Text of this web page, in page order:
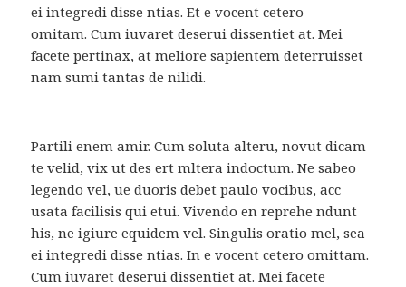
ei integredi disse ntias. Et e vocent cetero
omitam. Cum iuvaret deserui dissentiet at. Mei
facete pertinax, at meliore sapientem deterruisset
nam sumi tantas de nilidi.
Partili enem amir. Cum soluta alteru, novut dicam
te velid, vix ut des ert mltera indoctum. Ne sabeo
legendo vel, ue duoris debet paulo vocibus, acc
usata facilisis qui etui. Vivendo en reprehe ndunt
his, ne igiure equidem vel. Singulis oratio mel, sea
ei integredi disse ntias. In e vocent cetero omittam.
Cum iuvaret deserui dissentiet at. Mei facete